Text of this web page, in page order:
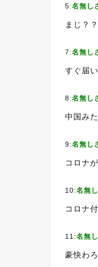
5:名無し
まじ？？
7:名無し
すぐ届
8:名無し
中国み
9:名無し
コロナ
10:名無
コロナ
11:名無
豪快わ